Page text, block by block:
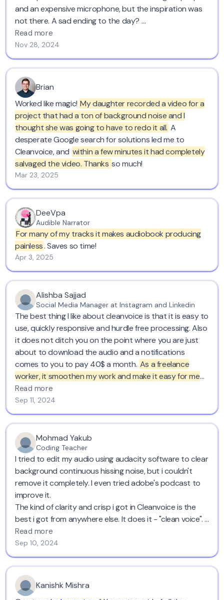
and an expensive microphone, but the inspiration was
not there. A sad ending to the day?
Not at all. I found Cleanvoice!
Using the original recording - filled with gusts of wind,
deep breaths and long pauses - I got what I wanted
and needed most. A perfectly paced, inspiring
monologue of instructions and inspiration in a clean
voice.
And that was just the free trial.
Cleanvoice gave me what I needed as a demo of what
they could do, so I am giving them this testimonial as
my thanks to them. Now I must consider how I want to
make my recordings in the future - on long inspiring
walks with gusts of wind, or in a studio with an
expensive microphone?
Read more
Nov 28, 2024
Brian
Worked like magic! My daughter recorded a video for a
project that had a ton of background noise and I
thought she was going to have to redo it all. A
desperate Google search for solutions led me to
Cleanvoice, and within a few minutes it had completely
salvaged the video. Thanks so much!
Mar 23, 2025
DeeVpa
Audible Narrator
For many of my tracks it makes audiobook producing
painless. Saves so time!
Apr 3, 2025
Alishba Sajjad
Social Media Manager at Instagram and Linkedin
The best thing I like about cleanvoice is that it is easy to
use, quickly responsive and hurdle free processing. Also
it does not ditch you on the point where you are just
about to download the audio and a notifications
comes to you to pay 40$ a month. As a freelance
worker, it smoothen my work and make it easy for me
to do voice overs wherever I want cause at the end it
will clean out everything for me.
many of my colleagues to use it to get their voice overs
cleaned. Five stars!
Read more
Sep 11, 2024
Mohmad Yakub
Coding Teacher
I tried to edit my audio using audacity software to clear
background continuous hissing noise, but i couldn't
remove it completely. I even tried adobe's podcast to
improve it.
The kind of clarity and crisp i got in Cleanvoice is the
best i got from anywhere else. It does it - "clean voice". I
recommend it.
Read more
Sep 10, 2024
Kanishk Mishra